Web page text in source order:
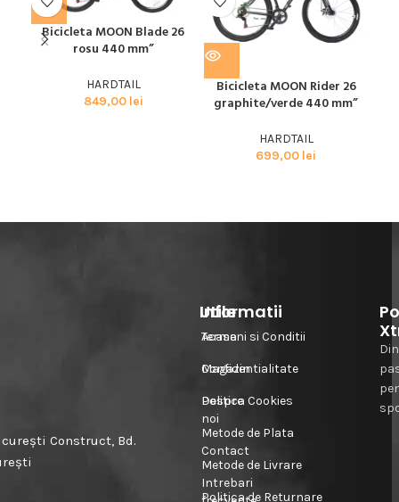
Bicicleta MOON Blade 26
rosu 440 mm”
HARDTAIL
849,00 lei
Bicicleta MOON Rider 26
graphite/verde 440 mm”
HARDTAIL
699,00 lei
Construct, Bd.
Informatii
Acasa
Magazin
Despre
noi
Contact
Intrebari
Utile
Termeni si Conditii
Confidentialitate
Politica Cookies
Metode de Plata
Metode de Livrare
Politica de Returnare
Din